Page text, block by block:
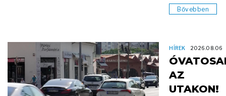
Bővebben
HÍREK 2026.08.06
AZ
UTAKON!